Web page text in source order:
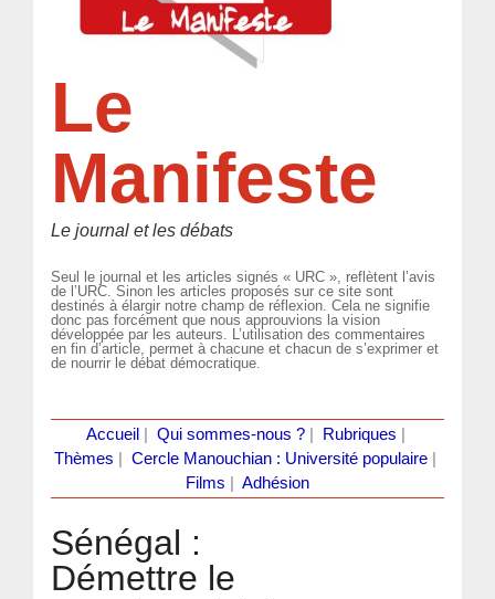
Le
Manifeste
Le journal et les débats
Seul le journal et les articles signés « URC », reflètent l’avis
de l’URC. Sinon les articles proposés sur ce site sont
destinés à élargir notre champ de réflexion. Cela ne signifie
donc pas forcément que nous approuvions la vision
développée par les auteurs. L’utilisation des commentaires
en fin d’article, permet à chacune et chacun de s’exprimer et
de nourrir le débat démocratique.
Accueil Qui sommes-nous ?| Rubriques
Thèmes
Cercle Manouchian : Université populaire
Films
Adhésion
Sénégal :
Démettre le